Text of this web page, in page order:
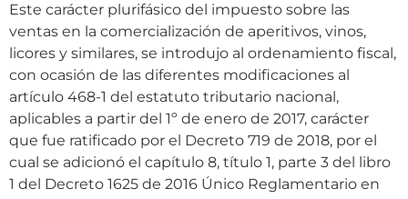
Este carácter plurifásico del impuesto sobre las
ventas en la comercialización de aperitivos, vinos,
licores y similares, se introdujo al ordenamiento fiscal,
con ocasión de las diferentes modificaciones al
artículo 468-1 del estatuto tributario nacional,
aplicables a partir del 1º de enero de 2017, carácter
que fue ratificado por el Decreto 719 de 2018, por el
cual se adicionó el capítulo 8, título 1, parte 3 del libro
1 del Decreto 1625 de 2016 Único Reglamentario en